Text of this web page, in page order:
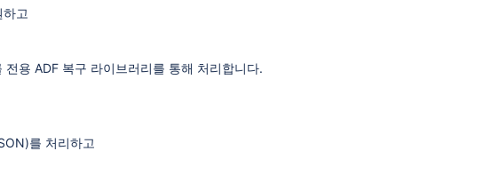
고
전용 ADF 복구 라이브러리를 통해 처리합니다.
를 처리하고